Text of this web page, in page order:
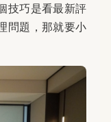
技巧是看最新評
問題，那就要小